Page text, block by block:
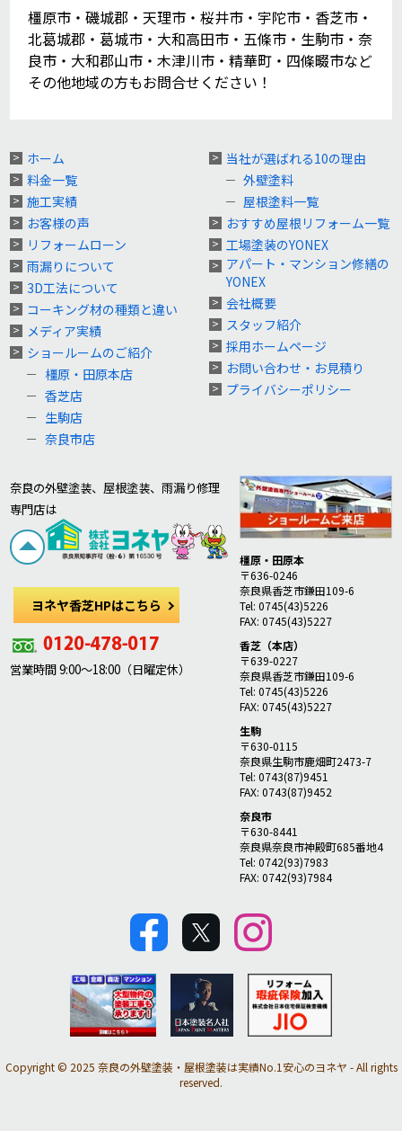
橿原市・磯城郡・天理市・桜井市・宇陀市・香芝市・
北葛城郡・葛城市・大和高田市・五條市・生駒市・奈
良市・大和郡山市・木津川市・精華町・四條畷市など
その他地域の方もお問合せください！
ホーム
料金一覧
施工実績
お客様の声
リフォームローン
雨漏りについて
3D工法について
コーキング材の種類と違い
メディア実績
ショールームのご紹介
橿原・田原本店
香芝店
生駒店
奈良市店
当社が選ばれる10の理由
外壁塗料
屋根塗料一覧
おすすめ屋根リフォーム一覧
工場塗装のYONEX
アパート・マンション修繕の
YONEX
会社概要
スタッフ紹介
採用ホームページ
お問い合わせ・お見積り
プライバシーポリシー
奈良の外壁塗装、屋根塗装、雨漏り修理
専門店は
ヨネヤ香芝HPはこちら
営業時間 9:00～18:00（日曜定休）
橿原・田原本
〒636-0246
奈良県香芝市鎌田109-6
Tel: 0745(43)5226
FAX: 0745(43)5227
香芝（本店）
〒639-0227
奈良県香芝市鎌田109-6
Tel: 0745(43)5226
FAX: 0745(43)5227
生駒
〒630-0115
奈良県生駒市鹿畑町2473-7
Tel: 0743(87)9451
FAX: 0743(87)9452
奈良市
〒630-8441
奈良県奈良市神殿町685番地4
Tel: 0742(93)7983
FAX: 0742(93)7984
Copyright © 2025 奈良の外壁塗装・屋根塗装は実績No.1安心のヨネヤ - All rights
reserved.